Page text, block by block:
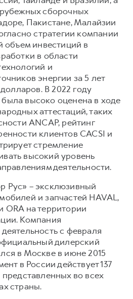
сборочных
Пакистане, Малайзии
стратегии компании
объем инвестиций в
в области
и
энергии за 5 лет
В 2022 году
была высоко оценена в ходе
аттестаций, таких
ANCAP, рейтинг
клиентов CACSI и
стремление
высокий уровень
деятельности.
– эксклюзивный
и запчастей HAVAL,
ORA на территории
Компания
с февраля
дилерский
в Москве в июне 2015
в России действует 137
во всех
страны.